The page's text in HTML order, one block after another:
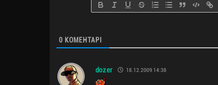
0 КОМЕНТАРІ
dozer 18.12.2009 14:38